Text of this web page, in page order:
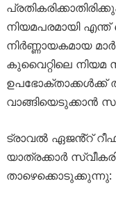
നിയമപരമായി
നിർണ്ണായകമായ
കുവൈറ്റിലെ നിയമ
ഉപഭോക്താക്കൾക്ക്
വാങ്ങിയെടുക്കാൻ
ട്രാവൽ ഏജൻ്റ്
യാത്രക്കാർ
താഴെക്കൊടുക്കുന്നു: